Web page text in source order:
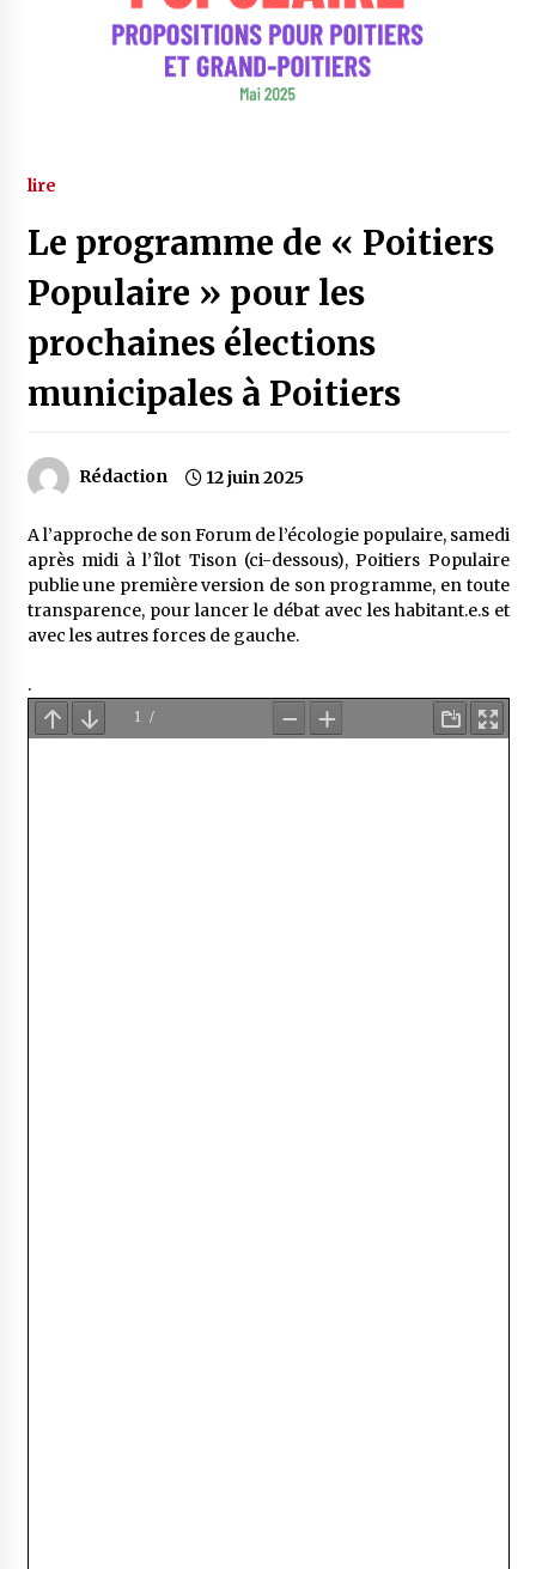
lire
Le programme de « Poitiers
Populaire » pour les
prochaines élections
municipales à Poitiers
Rédaction 12 juin 2025
A l’approche de son Forum de l’écologie populaire, samedi
après midi à l’îlot Tison (ci-dessous), Poitiers Populaire
publie une première version de son programme, en toute
transparence, pour lancer le débat avec les habitant.e.s et
avec les autres forces de gauche.
.